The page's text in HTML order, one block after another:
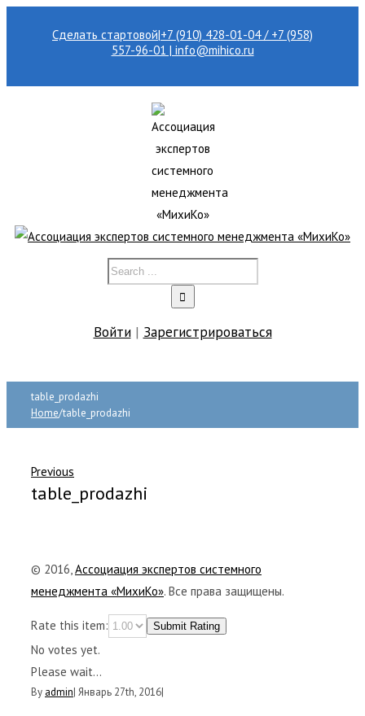
Сделать стартовой|+7 (910) 428-01-04 / +7 (958)
557-96-01 | info@mihico.ru
Войти| Зарегистрироваться
table_prodazhi
Home/table_prodazhi
Previous
table_prodazhi
© 2016,Ассоциация экспертов системного
менеджмента «МихиКо». Все права защищены.
Rate this item: Submit Rating
No votes yet.
Please wait...
By admin| Январь 27th, 2016|